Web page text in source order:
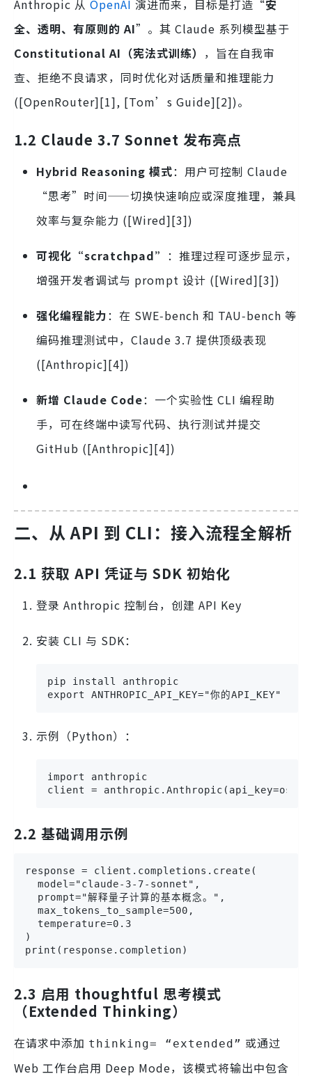
Anthropic 从 OpenAI 演进而来，目标是打造“安
全、透明、有原则的 AI”。其 Claude 系列模型基于
Constitutional AI（宪法式训练） ，旨在自我审
查、拒绝不良请求，同时优化对话质量和推理能力
([OpenRouter][1], [Tom’s Guide][2])。
1.2 Claude 3.7 Sonnet 发布亮点
Hybrid Reasoning 模式：用户可控制 Claude
“思考”时间——切换快速响应或深度推理，兼具
效率与复杂能力 ([Wired][3])
可视化“scratchpad” ：推理过程可逐步显示，
增强开发者调试与 prompt 设计 ([Wired][3])
强化编程能力：在 SWE‑bench 和 TAU‑bench 等
编码推理测试中，Claude 3.7 提供顶级表现
([Anthropic][4])
新增 Claude Code：一个实验性 CLI 编程助
手，可在终端中读写代码、执行测试并提交
GitHub ([Anthropic][4])
二、从 API 到 CLI：接入流程全解析
2.1 获取 API 凭证与 SDK 初始化
登录 Anthropic 控制台，创建 API Key
安装 CLI 与 SDK：
pip install anthropic
export ANTHROPIC_API_KEY="你的API_KEY"
示例（Python）：
import anthropic
client =
2.2 基础调用示例
response = client.completions.create(
  model="claude-3-7-sonnet",
  prompt="解释量子计算的基本概念。",
  max_tokens_to_sample=500,
  temperature=0.3
)
print(response.completion)
2.3 启用 thoughtful 思考模式
（Extended Thinking）
在请求中添加 thinking= “extended” 或通过
Web 工作台启用 Deep Mode，该模式将输出中包含